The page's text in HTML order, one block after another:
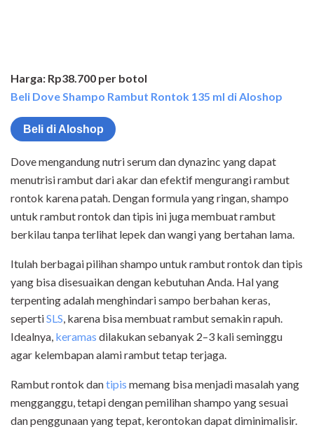
Harga: Rp38.700 per botol
Beli Dove Shampo Rambut Rontok 135 ml di Aloshop
Beli di Aloshop
Dove mengandung nutri serum dan dynazinc yang dapat
menutrisi rambut dari akar dan efektif mengurangi rambut
rontok karena patah. Dengan formula yang ringan, shampo
untuk rambut rontok dan tipis ini juga membuat rambut
berkilau tanpa terlihat lepek dan wangi yang bertahan lama.
Itulah berbagai pilihan shampo untuk rambut rontok dan tipis
yang bisa disesuaikan dengan kebutuhan Anda. Hal yang
terpenting adalah menghindari sampo berbahan keras,
sepertiSLS , karena bisa membuat rambut semakin rapuh.
Idealnya, keramas dilakukan sebanyak 2–3 kali seminggu
agar kelembapan alami rambut tetap terjaga.
Rambut rontok dantipis memang bisa menjadi masalah yang
mengganggu, tetapi dengan pemilihan shampo yang sesuai
dan penggunaan yang tepat, kerontokan dapat diminimalisir.